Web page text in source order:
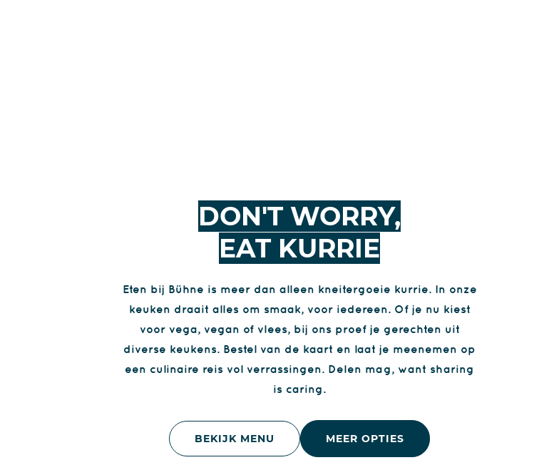
DON'T WORRY,
EAT KURRIE
Eten bij Bühne is meer dan alleen kneitergoeie kurrie. In onze
keuken draait alles om smaak, voor iedereen. Of je nu kiest
voor vega, vegan of vlees, bij ons proef je gerechten uit
diverse keukens. Bestel van de kaart en laat je meenemen op
een culinaire reis vol verrassingen. Delen mag, want sharing
is caring.
BEKIJK MENU MEER OPTIES